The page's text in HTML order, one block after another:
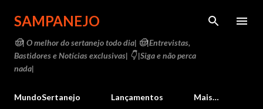
Pular para o conteúdo principal
SAMPANEJO
🤠| O melhor do sertanejo todo dia| 🤠|Entrevistas,
Bastidores e Notícias exclusivas| 👇 |Siga e não perca
nada|
MundoSertanejo Lançamentos Mais…